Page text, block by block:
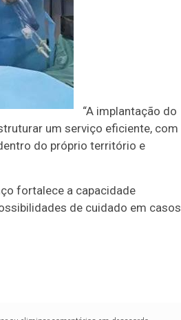
“A implantação do
um serviço eficiente, com
do próprio território e
fortalece a capacidade
de cuidado em casos